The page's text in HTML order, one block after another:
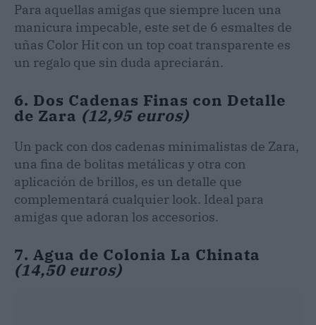
Para aquellas amigas que siempre lucen una
manicura impecable, este set de 6 esmaltes de
uñas Color Hit con un top coat transparente es
un regalo que sin duda apreciarán.
6. Dos Cadenas Finas con Detalle
de Zara (12,95 euros)
Un pack con dos cadenas minimalistas de Zara,
una fina de bolitas metálicas y otra con
aplicación de brillos, es un detalle que
complementará cualquier look. Ideal para
amigas que adoran los accesorios.
7. Agua de Colonia La Chinata
(14,50 euros)